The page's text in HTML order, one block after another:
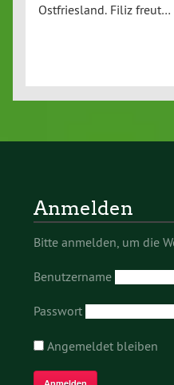
Ostfriesland. Filiz freut…
Anmelden
Bitte anmelden, um die
Benutzername
Passwort
Angemeldet bleiben